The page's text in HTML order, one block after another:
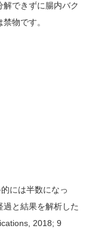
できずに腸内バク
物です。
には半数になっ
と結果を解析した
2018; 9